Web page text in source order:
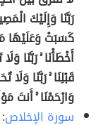
رَبَّنَا وَإِلَيْكَ
كَسَبَتْ وَعَلَيْهَا
أَخْطَأْنَا ۚ رَبَّنَا
قَبْلِنَا ۚ رَبَّنَا وَلَا
وَارْحَمْنَا ۚ أَنتَ
سورة الإخلاص: